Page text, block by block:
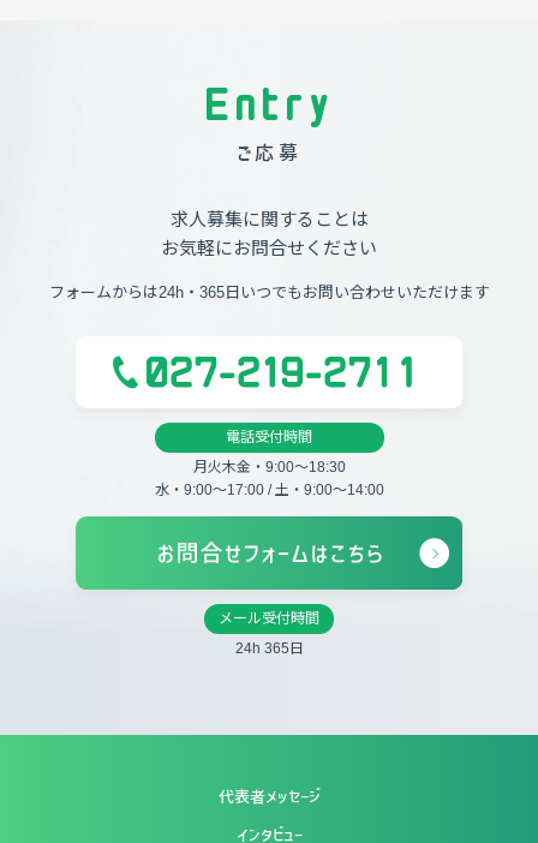
Entry
ご応募
求人募集に関することは
お気軽にお問合せください
フォームからは24h・365日いつでもお問い合わせいただけます
電話受付時間
月火木金・9:00〜18:30
水・9:00〜17:00 / 土・9:00〜14:00
メール受付時間
24h 365日
代表者メッセージ
インタビュー